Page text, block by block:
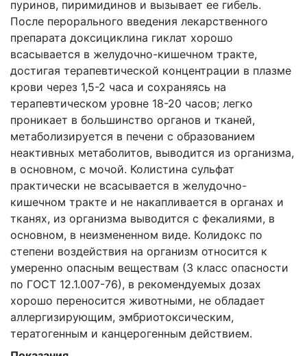
пуринов, пиримидинов и вызывает ее гибель.
После перорального введения лекарственного
препарата доксициклина гиклат хорошо
всасывается в желудочно-кишечном тракте,
достигая терапевтической концентрации в плазме
крови через 1,5-2 часа и сохраняясь на
терапевтическом уровне 18-20 часов; легко
проникает в большинство органов и тканей,
метаболизируется в печени с образованием
неактивных метаболитов, выводится из организма,
в основном, с мочой. Колистина сульфат
практически не всасывается в желудочно-
кишечном тракте и не накапливается в органах и
тканях, из организма выводится с фекалиями, в
основном, в неизмененном виде. Колидокс по
степени воздействия на организм относится к
умеренно опасным веществам (3 класс опасности
по ГОСТ 12.1.007-76), в рекомендуемых дозах
хорошо переносится животными, не обладает
аллергизирующим, эмбриотоксическим,
тератогенным и канцерогенным действием.